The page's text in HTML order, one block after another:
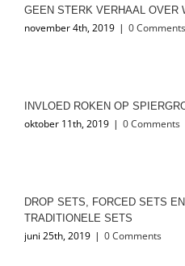
GEEN STERK VERHAAL OVER
november 4th, 2019 | 0 Comments
INVLOED ROKEN OP
oktober 11th, 2019 | 0 Comments
DROP SETS, FORCED SETS
TRADITIONELE SETS
juni 25th, 2019 | 0 Comments